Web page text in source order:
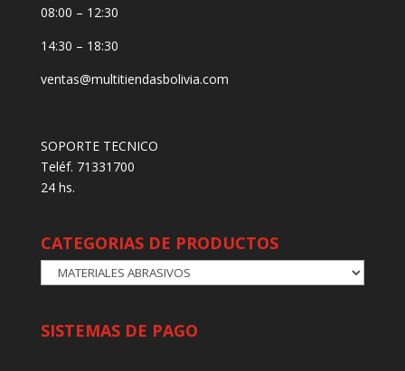
08:00 – 12:30
14:30 – 18:30
ventas@multitiendasbolivia.com
SOPORTE TECNICO
Teléf. 71331700
24 hs.
CATEGORIAS DE PRODUCTOS
SISTEMAS DE PAGO